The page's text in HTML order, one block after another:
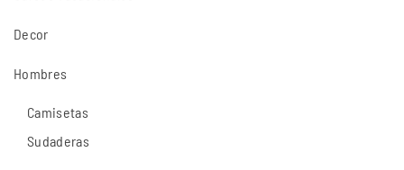
Decor
Hombres
Camisetas
Sudaderas